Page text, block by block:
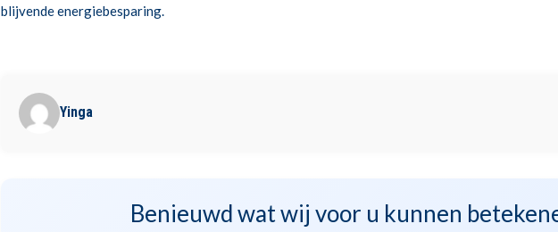
blijvende energiebesparing.
Yinga
Benieuwd wat wij voor u kunnen